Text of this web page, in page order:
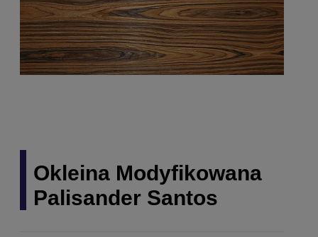
Okleina Modyfikowana
Palisander Santos